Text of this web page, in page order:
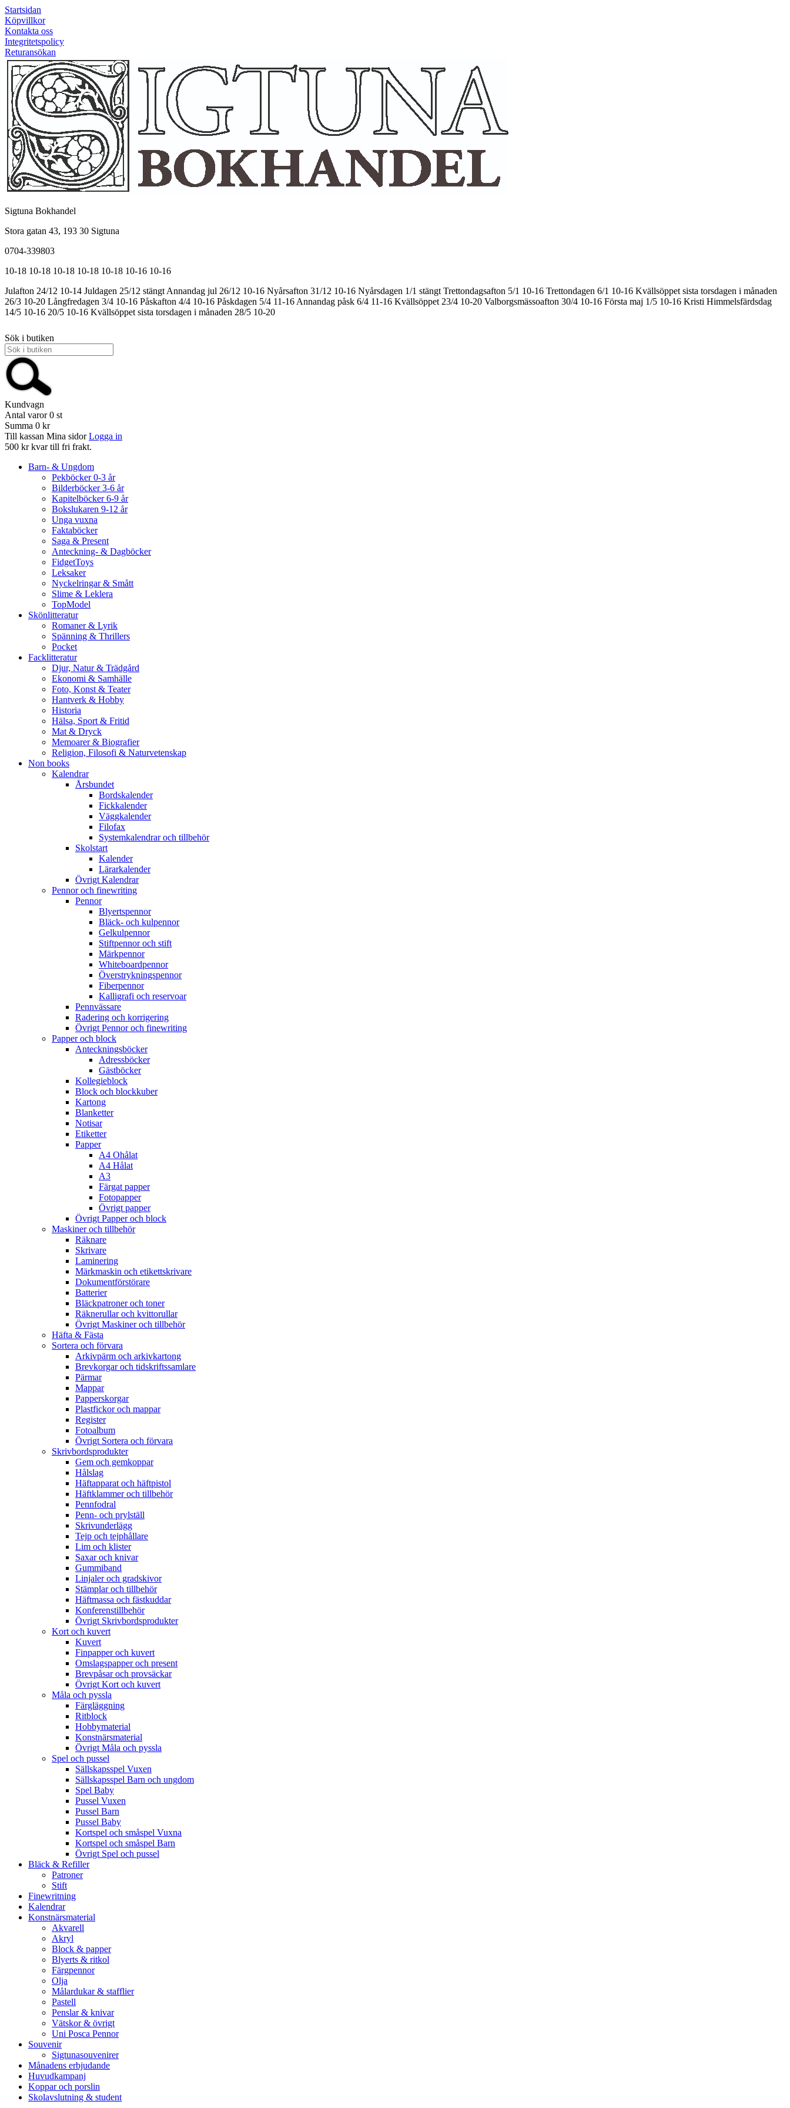
Startsidan
Köpvillkor
Kontakta oss
Integritetspolicy
Returansökan
Sigtuna Bokhandel
Stora gatan 43, 193 30 Sigtuna
0704-339803
10-18 10-18 10-18 10-18 10-18 10-16 10-16
Julafton 24/12 10-14 Juldagen 25/12 stängt Annandag jul 26/12 10-16 Nyårsafton 31/12 10-16 Nyårsdagen 1/1 stängt Trettondagsafton 5/1 10-16 Trettondagen 6/1 10-16 Kvällsöppet sista torsdagen i månaden
26/3 10-20 Långfredagen 3/4 10-16 Påskafton 4/4 10-16 Påskdagen 5/4 11-16 Annandag påsk 6/4 11-16 Kvällsöppet 23/4 10-20 Valborgsmässoafton 30/4 10-16 Första maj 1/5 10-16 Kristi Himmelsfärdsdag
14/5 10-16 20/5 10-16 Kvällsöppet sista torsdagen i månaden 28/5 10-20
Sök i butiken
Kundvagn
Antal varor 0 st
Summa 0 kr
Till kassan Mina sidor Logga in
500 kr kvar till fri frakt.
Barn- & Ungdom
Pekböcker 0-3 år
Bilderböcker 3-6 år
Kapitelböcker 6-9 år
Bokslukaren 9-12 år
Unga vuxna
Faktaböcker
Saga & Present
Anteckning- & Dagböcker
FidgetToys
Leksaker
Nyckelringar & Smått
Slime & Leklera
TopModel
Skönlitteratur
Romaner & Lyrik
Spänning & Thrillers
Pocket
Facklitteratur
Djur, Natur & Trädgård
Ekonomi & Samhälle
Foto, Konst & Teater
Hantverk & Hobby
Historia
Hälsa, Sport & Fritid
Mat & Dryck
Memoarer & Biografier
Religion, Filosofi & Naturvetenskap
Non books
Kalendrar
Årsbundet
Bordskalender
Fickkalender
Väggkalender
Filofax
Systemkalendrar och tillbehör
Skolstart
Kalender
Lärarkalender
Övrigt Kalendrar
Pennor och finewriting
Pennor
Blyertspennor
Bläck- och kulpennor
Gelkulpennor
Stiftpennor och stift
Märkpennor
Whiteboardpennor
Överstrykningspennor
Fiberpennor
Kalligrafi och reservoar
Pennvässare
Radering och korrigering
Övrigt Pennor och finewriting
Papper och block
Anteckningsböcker
Adressböcker
Gästböcker
Kollegieblock
Block och blockkuber
Kartong
Blanketter
Notisar
Etiketter
Papper
A4 Ohålat
A4 Hålat
A3
Färgat papper
Fotopapper
Övrigt papper
Övrigt Papper och block
Maskiner och tillbehör
Räknare
Skrivare
Laminering
Märkmaskin och etikettskrivare
Dokumentförstörare
Batterier
Bläckpatroner och toner
Räknerullar och kvittorullar
Övrigt Maskiner och tillbehör
Häfta & Fästa
Sortera och förvara
Arkivpärm och arkivkartong
Brevkorgar och tidskriftssamlare
Pärmar
Mappar
Papperskorgar
Plastfickor och mappar
Register
Fotoalbum
Övrigt Sortera och förvara
Skrivbordsprodukter
Gem och gemkoppar
Hålslag
Häftapparat och häftpistol
Häftklammer och tillbehör
Pennfodral
Penn- och prylställ
Skrivunderlägg
Tejp och tejphållare
Lim och klister
Saxar och knivar
Gummiband
Linjaler och gradskivor
Stämplar och tillbehör
Häftmassa och fästkuddar
Konferenstillbehör
Övrigt Skrivbordsprodukter
Kort och kuvert
Kuvert
Finpapper och kuvert
Omslagspapper och present
Brevpåsar och provsäckar
Övrigt Kort och kuvert
Måla och pyssla
Färgläggning
Ritblock
Hobbymaterial
Konstnärsmaterial
Övrigt Måla och pyssla
Spel och pussel
Sällskapsspel Vuxen
Sällskapsspel Barn och ungdom
Spel Baby
Pussel Vuxen
Pussel Barn
Pussel Baby
Kortspel och småspel Vuxna
Kortspel och småspel Barn
Övrigt Spel och pussel
Bläck & Refiller
Patroner
Stift
Finewritning
Kalendrar
Konstnärsmaterial
Akvarell
Akryl
Block & papper
Blyerts & ritkol
Färgpennor
Olja
Målardukar & stafflier
Pastell
Penslar & knivar
Vätskor & övrigt
Uni Posca Pennor
Souvenir
Sigtunasouvenirer
Månadens erbjudande
Huvudkampanj
Koppar och porslin
Skolavslutning & student